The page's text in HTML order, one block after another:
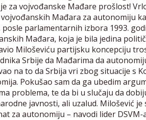
je za vojvođanske Mađare prošlost!
Mađara za autonomiju
posle parlamentarnih izbora 1993.
Mađara, koja je bila jedina
Miloševiću partijsku koncepciju
Srbije da Mađarima da
na to da Srbija vri zbog situacije s
Pokušao sam da ga ubedim
problema, te da bi u slučaju da
javnosti, ali uzalud. Milošević
za autonomiju – navodi lider DSVM-